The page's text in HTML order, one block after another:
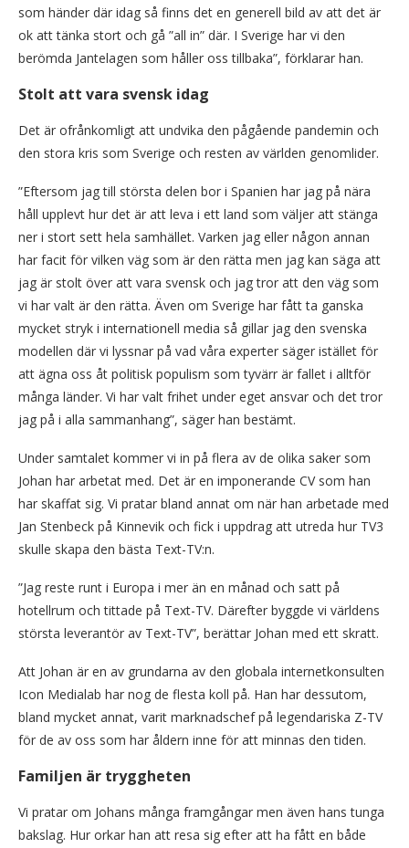
som händer där idag så finns det en generell bild av att det är
ok att tänka stort och gå ”all in” där. I Sverige har vi den
berömda Jantelagen som håller oss tillbaka”, förklarar han.
Stolt att vara svensk idag
Det är ofrånkomligt att undvika den pågående pandemin och
den stora kris som Sverige och resten av världen genomlider.
”Eftersom jag till största delen bor i Spanien har jag på nära
håll upplevt hur det är att leva i ett land som väljer att stänga
ner i stort sett hela samhället. Varken jag eller någon annan
har facit för vilken väg som är den rätta men jag kan säga att
jag är stolt över att vara svensk och jag tror att den väg som
vi har valt är den rätta. Även om Sverige har fått ta ganska
mycket stryk i internationell media så gillar jag den svenska
modellen där vi lyssnar på vad våra experter säger istället för
att ägna oss åt politisk populism som tyvärr är fallet i alltför
många länder. Vi har valt frihet under eget ansvar och det tror
jag på i alla sammanhang”, säger han bestämt.
Under samtalet kommer vi in på flera av de olika saker som
Johan har arbetat med. Det är en imponerande CV som han
har skaffat sig. Vi pratar bland annat om när han arbetade med
Jan Stenbeck på Kinnevik och fick i uppdrag att utreda hur TV3
skulle skapa den bästa Text-TV:n.
”Jag reste runt i Europa i mer än en månad och satt på
hotellrum och tittade på Text-TV. Därefter byggde vi världens
största leverantör av Text-TV”, berättar Johan med ett skratt.
Att Johan är en av grundarna av den globala internetkonsulten
Icon Medialab har nog de flesta koll på. Han har dessutom,
bland mycket annat, varit marknadschef på legendariska Z-TV
för de av oss som har åldern inne för att minnas den tiden.
Familjen är tryggheten
Vi pratar om Johans många framgångar men även hans tunga
bakslag. Hur orkar han att resa sig efter att ha fått en både